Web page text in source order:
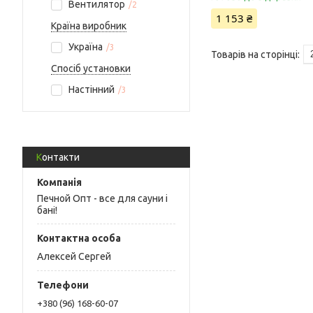
Вентилятор
2
Країна виробник
Україна
3
Спосіб установки
Настінний
3
Контакти
Печной Опт - все для сауни і
бані!
Алексей Сергей
+380 (96) 168-60-07
1 153 ₴